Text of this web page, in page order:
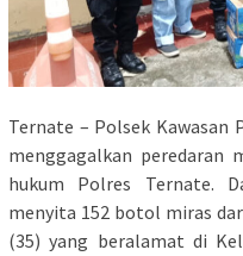
Ternate – Polsek Kawasan
menggagalkan peredaran
hukum Polres Ternate.
menyita 152 botol miras
(35) yang beralamat di